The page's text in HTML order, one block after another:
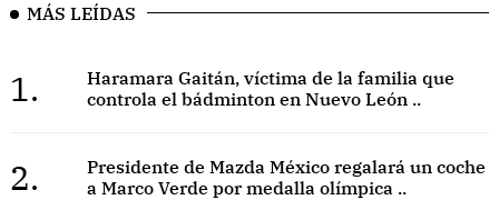
MÁS LEÍDAS
1.
Haramara Gaitán, víctima de la familia que
controla el bádminton en Nuevo León ..
2.
Presidente de Mazda México regalará un coche
a Marco Verde por medalla olímpica ..